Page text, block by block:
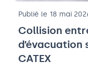
Publié le 18 mai
Collision
CATEX